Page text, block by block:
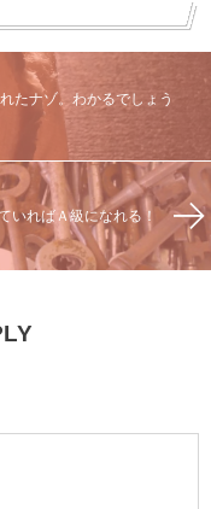
たナゾ。わかるでしょう
いればＡ級になれる！